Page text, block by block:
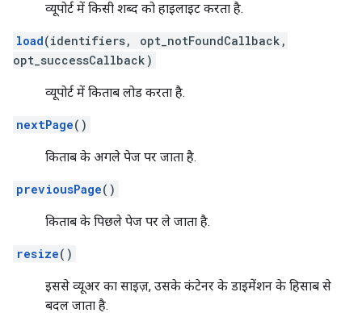
व्यूपोर्ट में किसी शब्द को हाइलाइट करता है.
load(identifiers, opt_notFoundCallback,
opt_successCallback)
व्यूपोर्ट में किताब लोड करता है.
nextPage()
किताब के अगले पेज पर जाता है.
previousPage()
किताब के पिछले पेज पर ले जाता है.
resize()
इससे व्यूअर का साइज़, उसके कंटेनर के डाइमेंशन के हिसाब से
बदल जाता है.